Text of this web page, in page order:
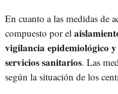
En cuanto a las medidas de
compuesto por el
vigilancia epidemiológico
servicios sanitarios. Las
según la situación de los